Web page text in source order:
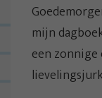
mijn
een zonnige